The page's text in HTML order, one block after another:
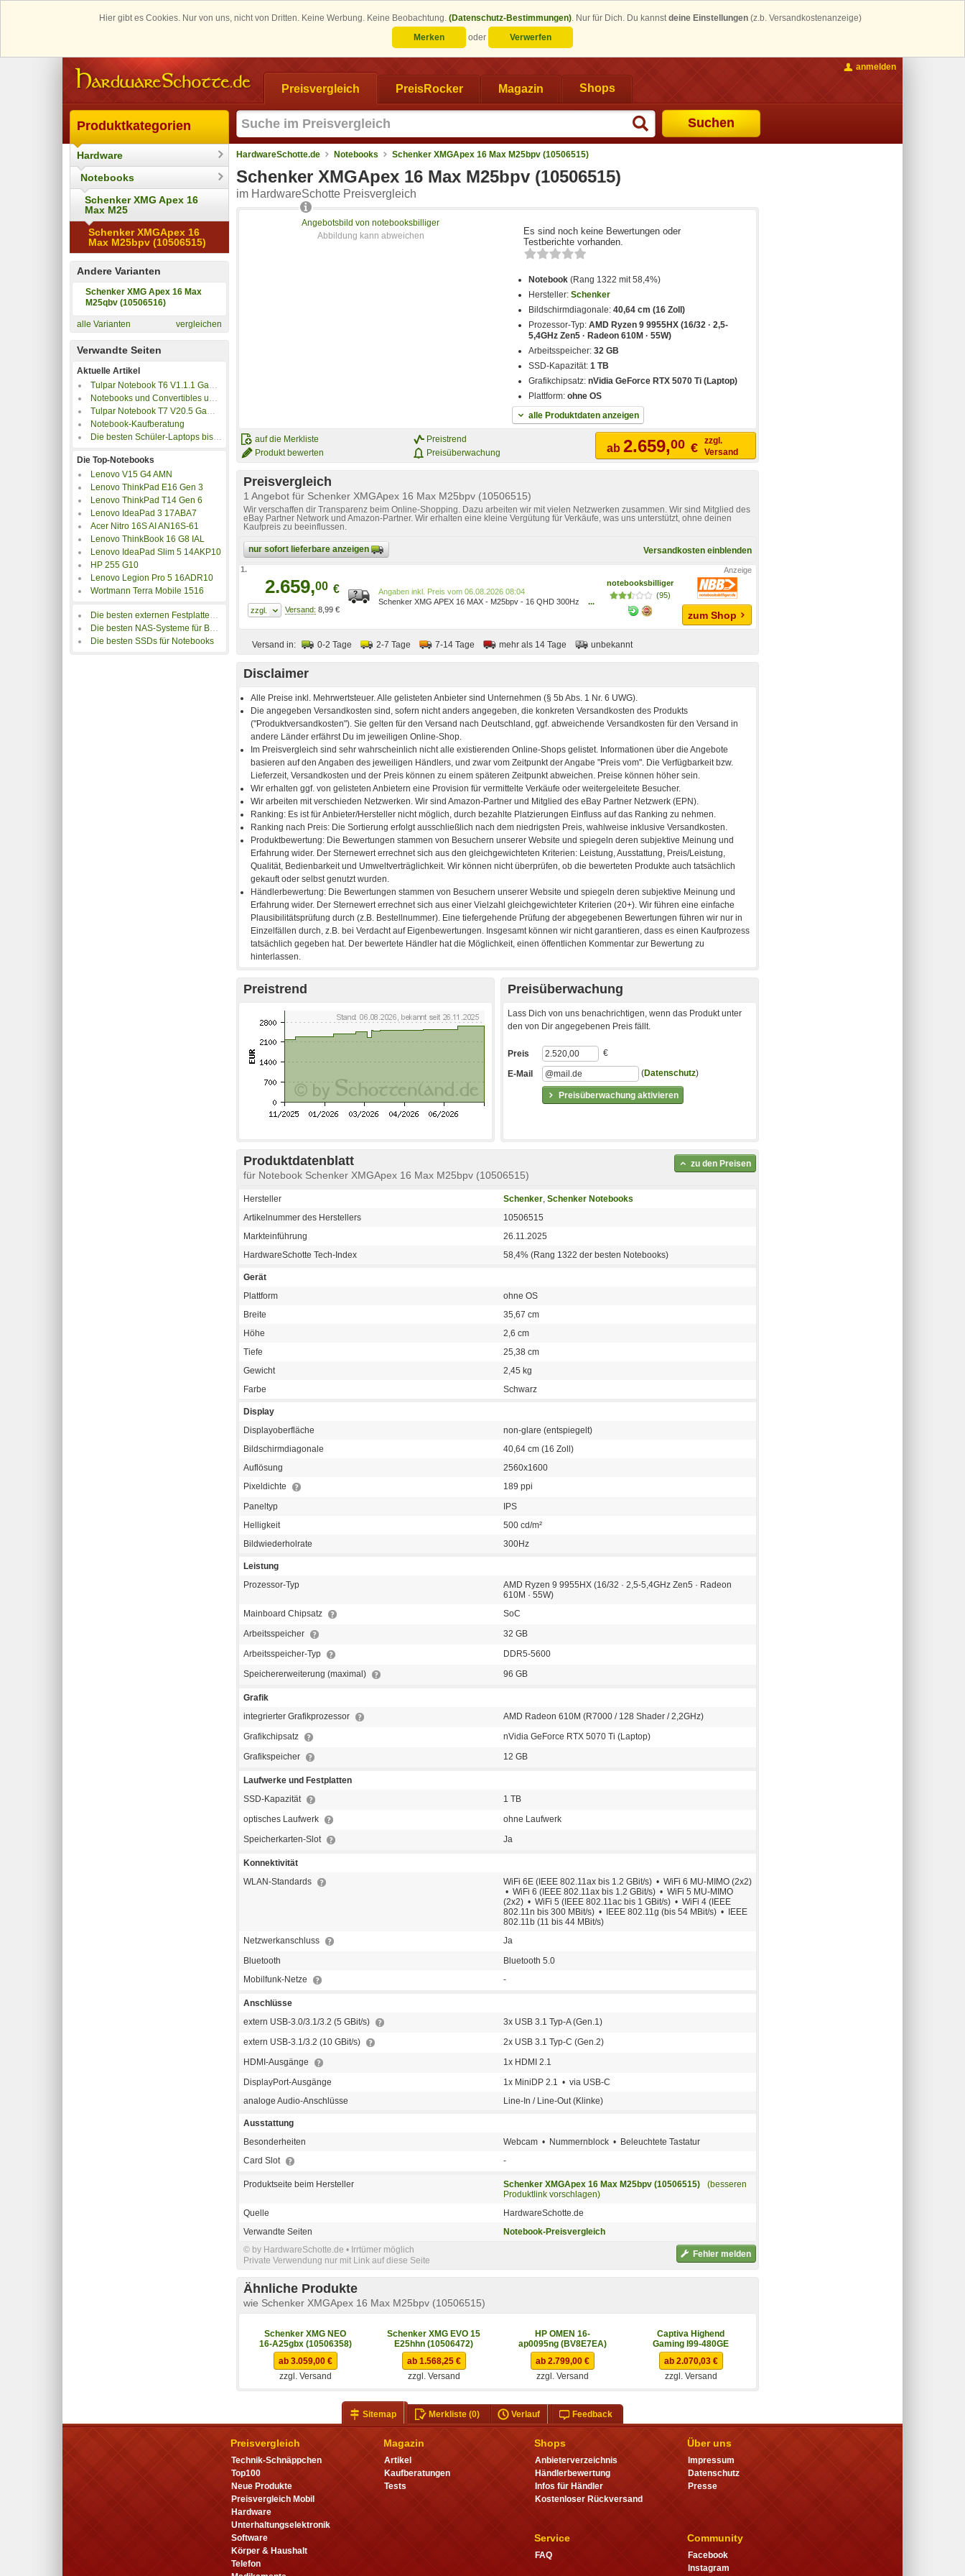
Hier gibt es Cookies. Nur von uns, nicht von Dritten. Keine Werbung. Keine Beobachtung. (Datenschutz-Bestimmungen). Nur für Dich. Du kannstdeine Einstellungen (z.b. Versandkostenanzeige)
Merken
oder Verwerfen
Preisvergleich PreisRocker Magazin Shops
Suchen
anmelden
Produktkategorien
Hardware
Notebooks
Schenker XMG Apex 16
Max M25
Schenker XMGApex 16
Max M25bpv (10506515)
Andere Varianten
Schenker XMG Apex 16 Max
M25qbv (10506516)
alle Varianten vergleichen
Verwandte Seiten
Aktuelle Artikel
Tulpar Notebook T6 V1.1.1 Gaming Laptop im Test
Notebooks und Convertibles unter 500 Euro
Tulpar Notebook T7 V20.5 Gaming Laptop im Test
Notebook-Kaufberatung
Die besten Schüler-Laptops bis 350 Euro
Die Top-Notebooks
Lenovo V15 G4 AMN
Lenovo ThinkPad E16 Gen 3
Lenovo ThinkPad T14 Gen 6
Lenovo IdeaPad 3 17ABA7
Acer Nitro 16S AI AN16S-61
Lenovo ThinkBook 16 G8 IAL
Lenovo IdeaPad Slim 5 14AKP10
HP 255 G10
Lenovo Legion Pro 5 16ADR10
Wortmann Terra Mobile 1516
Die besten externen Festplatten für Notebooks
Die besten NAS-Systeme für Backups
Die besten SSDs für Notebooks
HardwareSchotte.de Notebooks Schenker XMGApex 16 Max M25bpv (10506515)
Schenker XMGApex 16 Max M25bpv (10506515)
im HardwareSchotte Preisvergleich
Angebotsbild von notebooksbilliger
Es sind noch keine Bewertungen oder
Testberichte vorhanden.
Notebook (Rang 1322 mit 58,4%)
Hersteller:Schenker
Bildschirmdiagonale:40,64 cm (16 Zoll)
Prozessor-Typ:AMD Ryzen 9 9955HX (16/32 · 2,5-
5,4GHz Zen5 · Radeon 610M · 55W)
Arbeitsspeicher:32 GB
SSD-Kapazität:1 TB
Grafikchipsatz:nVidia GeForce RTX 5070 Ti (Laptop)
Plattform:ohne OS
alle Produktdaten anzeigen
auf die Merkliste
Produkt bewerten
Preistrend
Preisüberwachung
ab 2.659,00 €
zzgl.
Versand
Preisvergleich
1 Angebot für Schenker XMGApex 16 Max M25bpv (10506515)
Wir verschaffen dir Transparenz beim Online-Shopping. Dazu arbeiten wir mit vielen Netzwerken zusammen. Wir sind Mitglied des
eBay Partner Network und Amazon-Partner. Wir erhalten eine kleine Vergütung für Verkäufe, was uns unterstützt, ohne deinen
Kaufpreis zu beeinflussen.
nur sofort lieferbare anzeigen Versandkosten einblenden
1.
2.659,00 €
8,99 €
Preis vom 06.08.2026 08:04
Schenker XMG APEX 16 MAX - M25bpv - 16 QHD 300Hz
...
notebooksbilliger
(95)
zum Shop
Versand in: 0-2 Tage 2-7 Tage 7-14 Tage mehr als 14 Tage unbekannt
Disclaimer
Preistrend Preisüberwachung
Lass Dich von uns benachrichtigen, wenn das Produkt unter
den von Dir angegebenen Preis fällt.
Preisüberwachung aktivieren
Preis €
E-Mail (Datenschutz)
Produktdatenblatt
für Notebook Schenker XMGApex 16 Max M25bpv (10506515)
zu den Preisen
Hersteller Schenker, Schenker Notebooks
Artikelnummer des Herstellers
10506515
Markteinführung
26.11.2025
HardwareSchotte Tech-Index
58,4% (Rang 1322 der besten Notebooks)
Gerät
Plattform
ohne OS
Breite
35,67 cm
Höhe
2,6 cm
Tiefe
25,38 cm
Gewicht
2,45 kg
Farbe
Schwarz
Display
Displayoberfläche
non-glare (entspiegelt)
Bildschirmdiagonale
40,64 cm (16 Zoll)
Auflösung
2560x1600
Pixeldichte
189 ppi
Paneltyp
IPS
Helligkeit
500 cd/m²
Bildwiederholrate
300Hz
Leistung
Prozessor-Typ
AMD Ryzen 9 9955HX (16/32 · 2,5-5,4GHz Zen5 · Radeon
610M · 55W)
Mainboard Chipsatz
SoC
Arbeitsspeicher
32 GB
Arbeitsspeicher-Typ
DDR5-5600
Speichererweiterung (maximal)
96 GB
Grafik
integrierter Grafikprozessor
AMD Radeon 610M (R7000 / 128 Shader / 2,2GHz)
Grafikchipsatz
nVidia GeForce RTX 5070 Ti (Laptop)
Grafikspeicher
12 GB
Laufwerke und Festplatten
SSD-Kapazität
1 TB
optisches Laufwerk
ohne Laufwerk
Speicherkarten-Slot
Ja
Konnektivität
WLAN-Standards
WiFi 6E (IEEE 802.11ax bis 1.2 GBit/s) • WiFi 6 MU-MIMO (2x2)
• WiFi 6 (IEEE 802.11ax bis 1.2 GBit/s) • WiFi 5 MU-MIMO
(2x2) • WiFi 5 (IEEE 802.11ac bis 1 GBit/s) • WiFi 4 (IEEE
802.11n bis 300 MBit/s) • IEEE 802.11g (bis 54 MBit/s) • IEEE
802.11b (11 bis 44 MBit/s)
Netzwerkanschluss
Ja
Bluetooth
Bluetooth 5.0
Mobilfunk-Netze
-
Anschlüsse
extern USB-3.0/3.1/3.2 (5 GBit/s)
3x USB 3.1 Typ-A (Gen.1)
extern USB-3.1/3.2 (10 GBit/s)
2x USB 3.1 Typ-C (Gen.2)
HDMI-Ausgänge
1x HDMI 2.1
DisplayPort-Ausgänge
1x MiniDP 2.1 • via USB-C
analoge Audio-Anschlüsse
Line-In / Line-Out (Klinke)
Ausstattung
Besonderheiten
Webcam • Nummernblock • Beleuchtete Tastatur
Card Slot
-
Produktseite beim Hersteller Schenker XMGApex 16 Max M25bpv (10506515)
(besseren
Produktlink vorschlagen)
Quelle
HardwareSchotte.de
Verwandte Seiten
Notebook-Preisvergleich
Fehler melden
© by HardwareSchotte.de • Irrtümer möglich
Private Verwendung nur mit Link auf diese Seite
Ähnliche Produkte
wie Schenker XMGApex 16 Max M25bpv (10506515)
Schenker XMG NEO
16-A25gbx (10506358)
Schenker XMG EVO 15
E25hhn (10506472)
HP OMEN 16-
ap0095ng (BV8E7EA)
Captiva Highend
Gaming I99-480GE
ab 3.059,00 €
zzgl. Versand
ab 1.568,25 €
zzgl. Versand
ab 2.799,00 €
zzgl. Versand
ab 2.070,03 €
zzgl. Versand
Sitemap Merkliste(0) Verlauf Feedback
Preisvergleich
Technik-Schnäppchen
Top100
Neue Produkte
Preisvergleich Mobil
Hardware
Unterhaltungselektronik
Software
Körper & Haushalt
Telefon
Magazin
Artikel
Kaufberatungen
Tests
Shops
Anbieterverzeichnis
Händlerbewertung
Infos für Händler
Kostenloser Rückversand
Service
FAQ
Über uns
Impressum
Datenschutz
Presse
Community
Facebook
Instagram